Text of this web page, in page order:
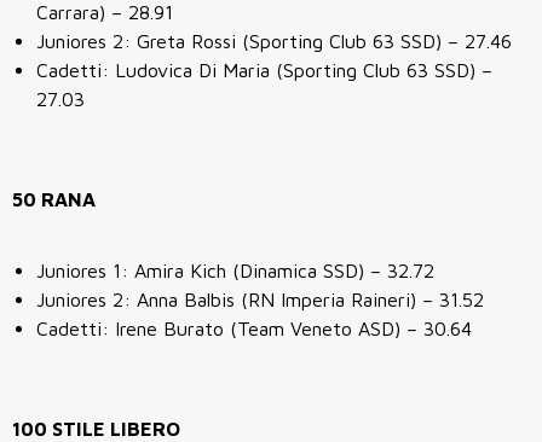
Carrara) – 28.91
Juniores 2: Greta Rossi (Sporting Club 63 SSD) – 27.46
Cadetti: Ludovica Di Maria (Sporting Club 63 SSD) –
27.03
50 RANA
Juniores 1: Amira Kich (Dinamica SSD) – 32.72
Juniores 2: Anna Balbis (RN Imperia Raineri) – 31.52
Cadetti: Irene Burato (Team Veneto ASD) – 30.64
100 STILE LIBERO